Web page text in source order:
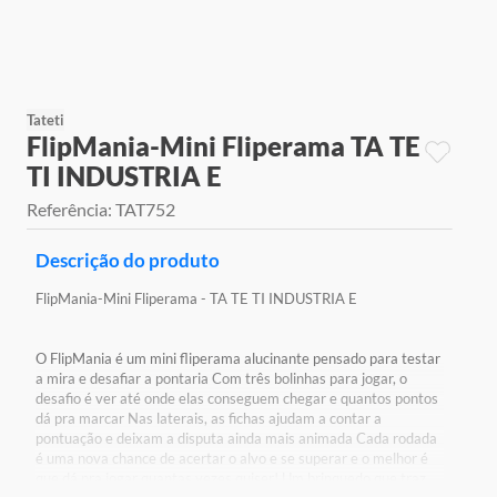
Tateti
FlipMania-Mini Fliperama TA TE
TI INDUSTRIA E
Referência: TAT752
Descrição do produto
FlipMania-Mini Fliperama - TA TE TI INDUSTRIA E
O FlipMania é um mini fliperama alucinante pensado para testar
a mira e desafiar a pontaria Com três bolinhas para jogar, o
desafio é ver até onde elas conseguem chegar e quantos pontos
dá pra marcar Nas laterais, as fichas ajudam a contar a
pontuação e deixam a disputa ainda mais animada Cada rodada
é uma nova chance de acertar o alvo e se superar e o melhor é